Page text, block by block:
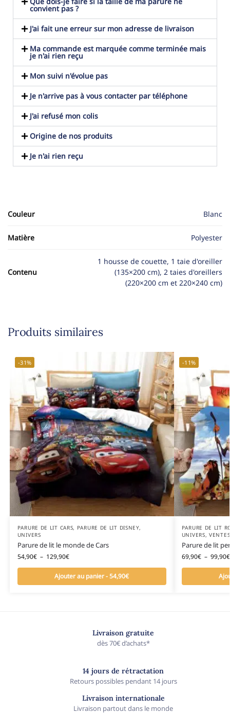
convient pas ?
J'ai fait une erreur sur mon adresse de livraison
Ma commande est marquée comme terminée mais
je n'ai rien reçu
Mon suivi n'évolue pas
Je n'arrive pas à vous contacter par téléphone
J'ai refusé mon colis
Origine de nos produits
Je n'ai rien reçu
Couleur Blanc
Matière Polyester
Contenu
1 housse de couette, 1 taie d'oreiller
(135×200 cm), 2 taies d'oreillers
(220×200 cm et 220×240 cm)
Produits similaires
-31%
PARURE DE LIT CARS, PARURE DE LIT DISNEY,
UNIVERS
Parure de lit le monde de Cars
54,90€ – 129,90€
Ajouter au panier - 54,90€
-11%
PARURE DE LIT
UNIVERS,
Parure de lit
69,90€ – 99,90€
Livraison gratuite
dès 70€ d’achats*
14 jours de rétractation
Retours possibles pendant 14 jours
Livraison internationale
Livraison partout dans le monde